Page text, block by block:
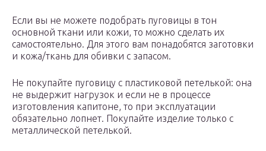
Если вы не можете подобрать пуговицы в тон
основной ткани или кожи, то можно сделать их
самостоятельно. Для этого вам понадобятся заготовки
и кожа/ткань для обивки с запасом.
Не покупайте пуговицу с пластиковой петелькой: она
не выдержит нагрузок и если не в процессе
изготовления капитоне, то при эксплуатации
обязательно лопнет. Покупайте изделие только с
металлической петелькой.